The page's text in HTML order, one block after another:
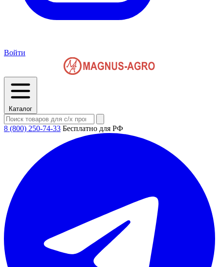
Войти
Каталог
8 (800) 250-74-33 Бесплатно для РФ